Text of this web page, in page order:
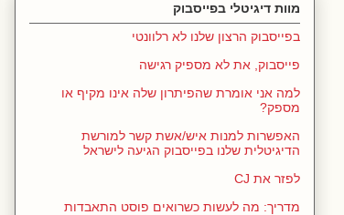
מוות דיגיטלי בפייסבוק
בפייסבוק הרצון שלנו לא רלוונטי
פייסבוק, את לא מספיק רגישה
למה אני אומרת שהפיתרון שלה אינו מקיף או
מספק?
האפשרות למנות איש/אשת קשר למורשת
הדיגיטלית שלנו בפייסבוק הגיעה לישראל
לפזר את CJ
מדריך: מה לעשות כשרואים פוסט התאבדות